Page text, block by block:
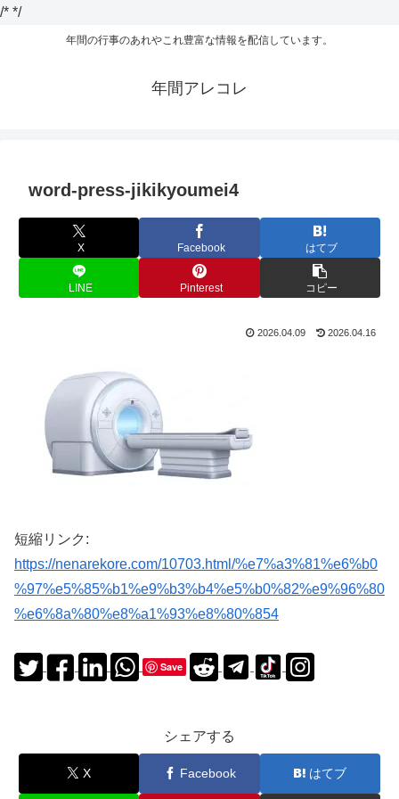
/* */
年間の行事のあれやこれ豊富な情報を配信しています。
年間アレコレ
word-press-jikikyoumei4
X Facebook はてブ
LINE Pinterest コピー
2026.04.09 2026.04.16
短縮リンク:
https://nenarekore.com/10703.html/%e7%a3%81%e6%b0
%97%e5%85%b1%e9%b3%b4%e5%b0%82%e9%96%80
%e6%8a%80%e8%a1%93%e8%80%854
Save
シェアする
X Facebook はてブ